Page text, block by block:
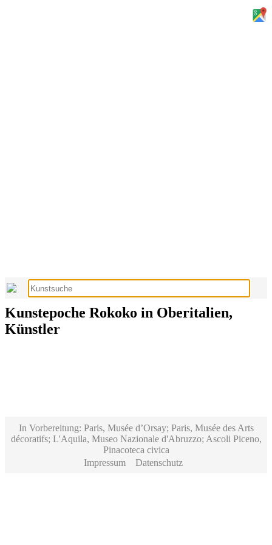
Kunstepoche Rokoko in Oberitalien,
Künstler
In Vorbereitung: Paris, Musée d’Orsay; Paris, Musée des Arts
décoratifs; L'Aquila, Museo Nazionale d'Abruzzo; Ascoli Piceno,
Pinacoteca civica
Impressum
Datenschutz